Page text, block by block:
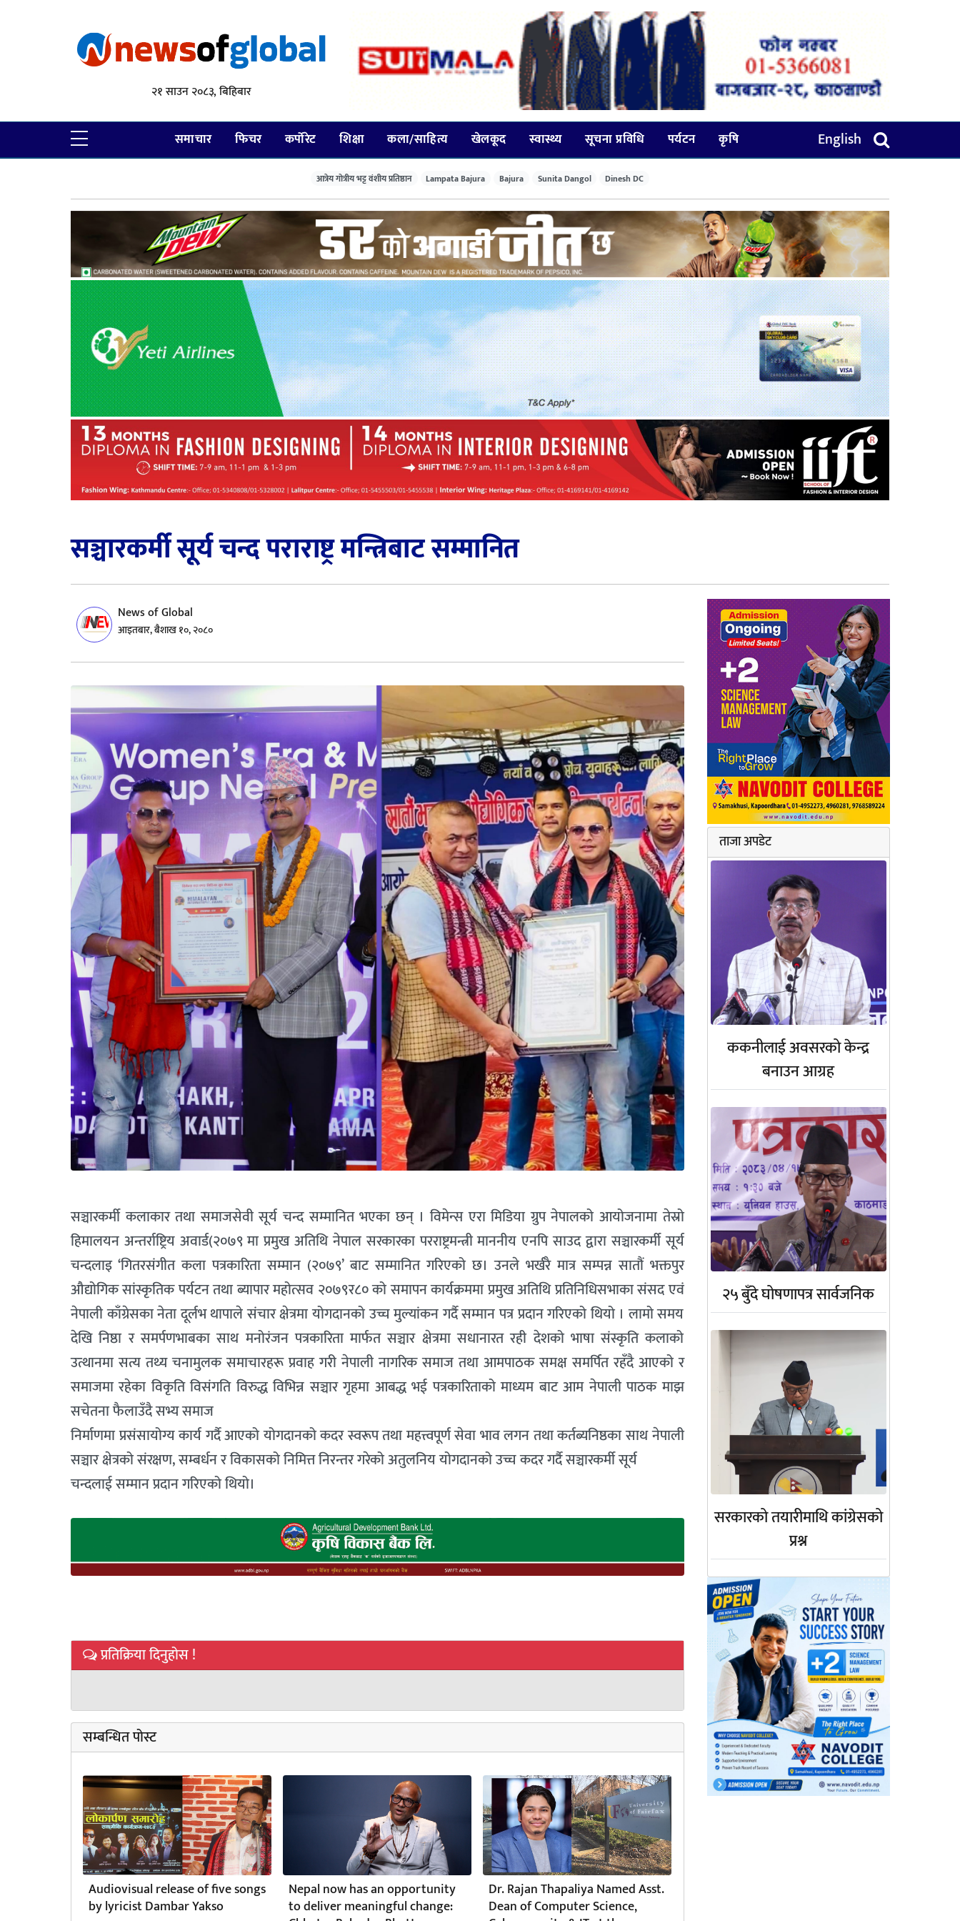
२१ साउन २०८३, बिहिबार
समाचार फिचर कर्पोरेट शिक्षा कला/साहित्य खेलकूद स्वास्थ्य सूचना प्रविधि पर्यटन कृषि English
आत्रेय गोत्रीय भट्ट वंशीय प्रतिष्ठान Lampata Bajura Bajura Sunita Dangol Dinesh DC
सञ्चारकर्मी सूर्य चन्द पराराष्ट्र मन्त्रिबाट सम्मानित
News of Global
आइतबार, बैशाख १०, २०८०
सञ्चारकर्मी कलाकार तथा समाजसेवी सूर्य चन्द सम्मानित भएका छन् । विमेन्स एरा मिडिया ग्रुप नेपालको आयोजनामा तेस्रो
हिमालयन अन्तर्राष्ट्रिय अवार्ड(२०७९ मा प्रमुख अतिथि नेपाल सरकारका परराष्ट्रमन्त्री माननीय एनपि साउद द्वारा सञ्चारकर्मी सूर्य
चन्दलाइ ‘गितरसंगीत कला पत्रकारिता सम्मान (२०७९’ बाट सम्मानित गरिएको छ। उनले भर्खरै मात्र सम्पन्न सातौं भक्तपुर
औद्योगिक सांस्कृतिक पर्यटन तथा ब्यापार महोत्सव २०७९र८० को समापन कार्यक्रममा प्रमुख अतिथि प्रतिनिधिसभाका संसद एवं
नेपाली काँग्रेसका नेता दूर्लभ थापाले संचार क्षेत्रमा योगदानको उच्च मुल्यांकन गर्दै सम्मान पत्र प्रदान गरिएको थियो । लामो समय
देखि निष्ठा र समर्पणभाबका साथ मनोरंजन पत्रकारिता मार्फत सञ्चार क्षेत्रमा सधानारत रही देशको भाषा संस्कृति कलाको
उत्थानमा सत्य तथ्य चनामुलक समाचारहरू प्रवाह गरी नेपाली नागरिक समाज तथा आमपाठक समक्ष समर्पित रहँदै आएको र
समाजमा रहेका विकृति विसंगति विरुद्ध विभिन्न सञ्चार गृहमा आबद्ध भई पत्रकारिताको माध्यम बाट आम नेपाली पाठक माझ
सचेतना फैलाउँदै सभ्य समाज
निर्माणमा प्रसंसायोग्य कार्य गर्दै आएको योगदानको कदर स्वरूप तथा महत्त्वपूर्ण सेवा भाव लगन तथा कर्तब्यनिष्ठका साथ नेपाली
सञ्चार क्षेत्रको संरक्षण, सम्बर्धन र विकासको निमित्त निरन्तर गरेको अतुलनिय योगदानको उच्च कदर गर्दै सञ्चारकर्मी सूर्य
चन्दलाई सम्मान प्रदान गरिएको थियो।
प्रतिक्रिया दिनुहोस !
सम्बन्धित पोस्ट
Audiovisual release of five songs
by lyricist Dambar Yakso
Nepal now has an opportunity
to deliver meaningful change:
Dr. Rajan Thapaliya Named Asst.
Dean of Computer Science,
ताजा अपडेट
ककनीलाई अवसरको केन्द्र
बनाउन आग्रह
२५ बुँदे घोषणापत्र सार्वजनिक
सरकारको तयारीमाथि कांग्रेसको
प्रश्न